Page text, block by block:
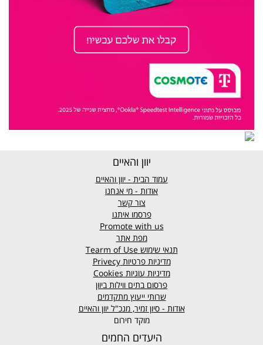
יוון והאיים
עמוד הבית - יוון והאיים
אודות - מי אנחנו
צור קשר
פרסמו איתנו
Promote with us
מפת אתר
תנאי שימוש
מדיניות פרטיות Privecy
מדיניות עוגיות Cookies
פרסום בתים ווילות ביוון
שרותי ייעוץ מתקדמים
אודות - סיון זמיר, מנכ"ל יוון והאיים
מוקד חירום
היעדים החמים